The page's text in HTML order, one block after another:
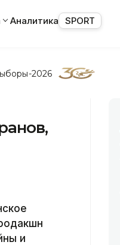
Аналитика SPORT
2026
и